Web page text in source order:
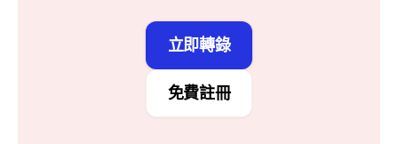
免費註冊
立即轉錄